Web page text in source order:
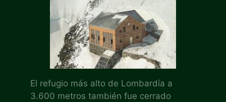
El refugio más alto de Lombardía a
3.600 metros también fue cerrado